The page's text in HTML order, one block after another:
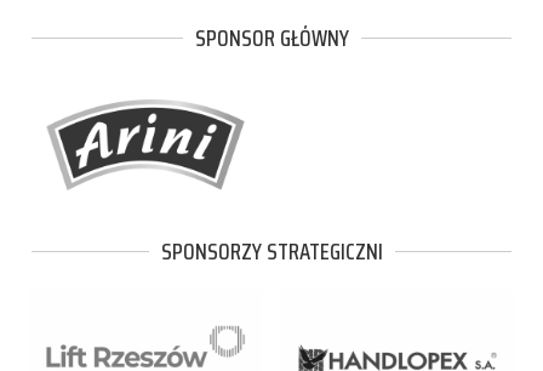
SPONSOR GŁÓWNY
SPONSORZY STRATEGICZNI